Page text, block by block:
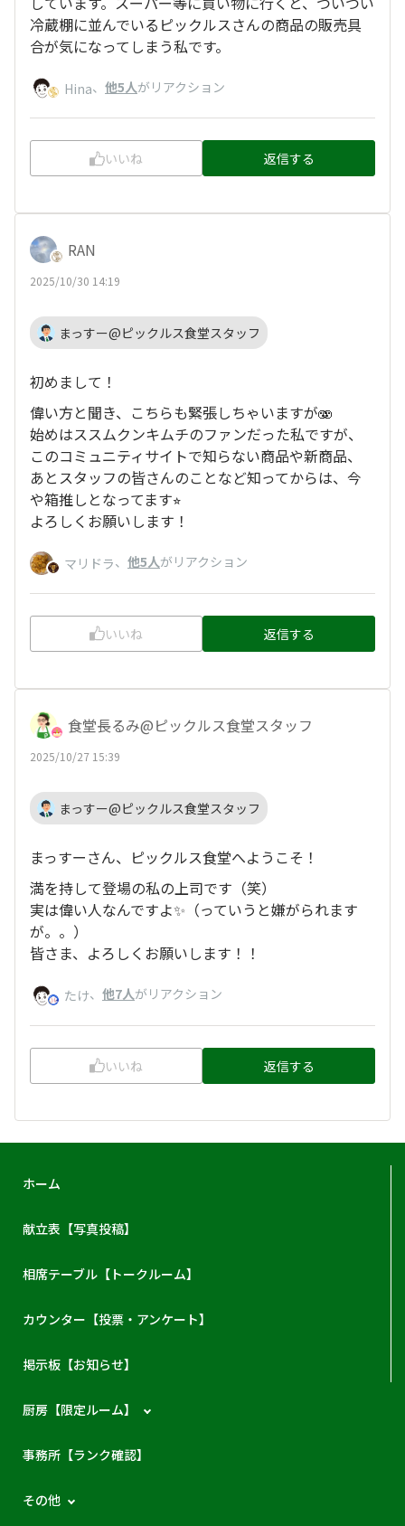
冷蔵棚に並んでいるピックルスさんの商品の販売具
合が気になってしまう私です。
Hina、 他5人がリアクション
いいね 返信する
RAN
2025/10/30 14:19
まっすー@ピックルス食堂スタッフ
初めまして！
偉い方と聞き、こちらも緊張しちゃいますが🫨
始めはススムクンキムチのファンだった私ですが、
このコミュニティサイトで知らない商品や新商品、
あとスタッフの皆さんのことなど知ってからは、今
や箱推しとなってます⭐︎
よろしくお願いします！
マリドラ、 他5人がリアクション
いいね 返信する
食堂長るみ@ピックルス食堂スタッフ
2025/10/27 15:39
まっすー@ピックルス食堂スタッフ
まっすーさん、ピックルス食堂へようこそ！
満を持して登場の私の上司です（笑）
実は偉い人なんですよ✨（っていうと嫌がられます
が。。）
皆さま、よろしくお願いします！！
たけ、 他7人がリアクション
いいね 返信する
ホーム
献立表【写真投稿】
相席テーブル【トークルーム】
カウンター【投票・アンケート】
掲示板【お知らせ】
厨房【限定ルーム】
事務所【ランク確認】
その他